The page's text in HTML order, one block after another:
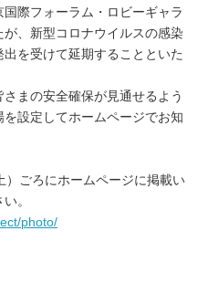
際フォーラム・ロビーギャラ
、新型コロナウイルスの感染
を受けて延期することといた
まの安全確保が見通せるよう
設定してホームページでお知
）ごろにホームページに掲載い
。
photo/